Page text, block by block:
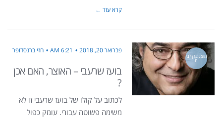
קרא עוד ←
מוצג בדף בי
ת
פברואר 20, 2018 6:21 AM חזי ברנסדופר
בועז שרעבי – האוצר, האם אכן
?
לכתוב על קולו של בועז שרעבי זו לא
משימה פשוטה עבורי. עומק כפול